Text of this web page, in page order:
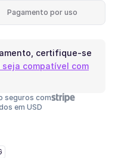
Pagamento por uso
certifique-se
compatível com
seguros com
em USD